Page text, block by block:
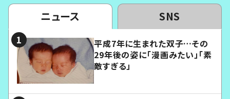
ニュース SNS
平成7年に生まれた双子…その
29年後の姿に「漫画みたい」「素
敵すぎる」